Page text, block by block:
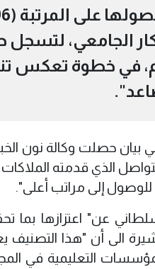
في خطوة تعكس
حصلت وكالة نون
الذي قدمته الملاكات
للوصول إلى مراتب أعلى".
عن" اعتزازها
الى أن "هذا التصنيف
التعليمية في